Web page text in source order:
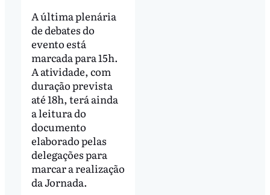
A última plenária
de debates do
evento está
marcada para 15h.
A atividade, com
duração prevista
até 18h, terá ainda
a leitura do
documento
elaborado pelas
delegações para
marcar a realização
da Jornada.